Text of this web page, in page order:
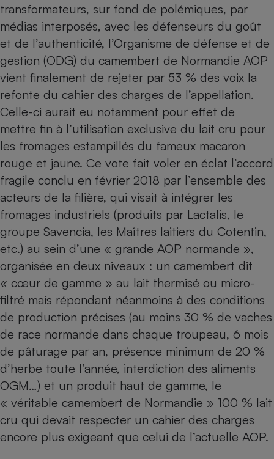
transformateurs, sur fond de polémiques, par
médias interposés, avec les défenseurs du goût
et de l’authenticité, l’Organisme de défense et de
gestion (ODG) du camembert de Normandie AOP
vient finalement de rejeter par 53 % des voix la
refonte du cahier des charges de l’appellation.
Celle-ci aurait eu notamment pour effet de
mettre fin à l’utilisation exclusive du lait cru pour
les fromages estampillés du fameux macaron
rouge et jaune. Ce vote fait voler en éclat l’accord
fragile conclu en février 2018 par l’ensemble des
acteurs de la filière, qui visait à intégrer les
fromages industriels (produits par Lactalis, le
groupe Savencia, les Maîtres laitiers du Cotentin,
etc.) au sein d’une « grande AOP normande »,
organisée en deux niveaux : un camembert dit
« cœur de gamme » au lait thermisé ou micro-
filtré mais répondant néanmoins à des conditions
de production précises (au moins 30 % de vaches
de race normande dans chaque troupeau, 6 mois
de pâturage par an, présence minimum de 20 %
d’herbe toute l’année, interdiction des aliments
OGM…) et un produit haut de gamme, le
« véritable camembert de Normandie » 100 % lait
cru qui devait respecter un cahier des charges
encore plus exigeant que celui de l’actuelle AOP.
Robot ménager